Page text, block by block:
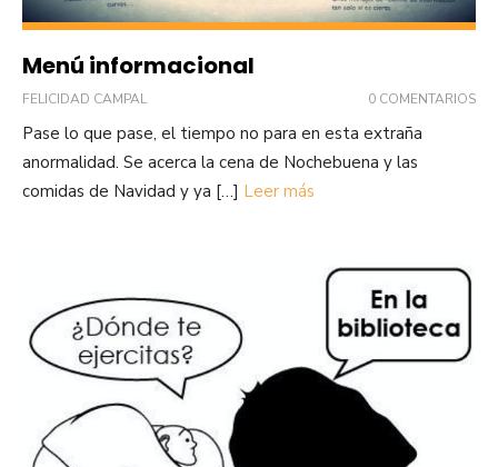
Menú informacional
FELICIDAD CAMPAL 0 COMENTARIOS
Pase lo que pase, el tiempo no para en esta extraña
anormalidad. Se acerca la cena de Nochebuena y las
comidas de Navidad y ya […] Leer más